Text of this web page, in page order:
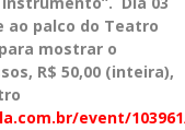
ao palco do Teatro
mostrar o
R$ 50,00 (inteira),
event/